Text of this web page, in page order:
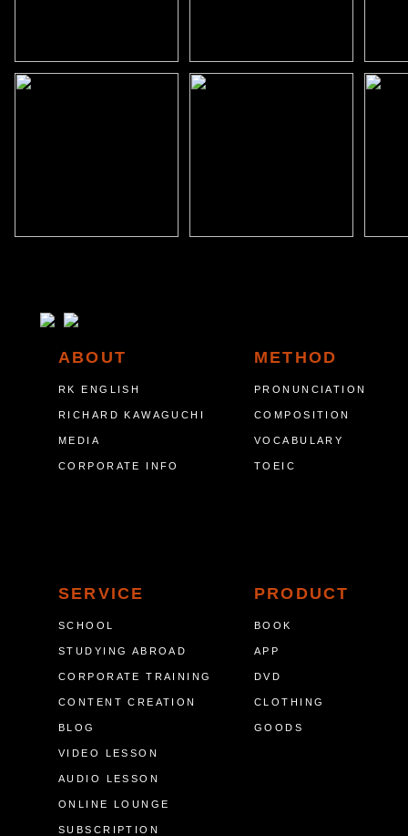
ABOUT
RK ENGLISH
RICHARD KAWAGUCHI
MEDIA
CORPORATE INFO
METHOD
PRONUNCIATION
COMPOSITION
VOCABULARY
TOEIC
SERVICE
SCHOOL
STUDYING ABROAD
CORPORATE TRAINING
CONTENT CREATION
BLOG
VIDEO LESSON
AUDIO LESSON
ONLINE LOUNGE
SUBSCRIPTION
PRODUCT
BOOK
APP
DVD
CLOTHING
GOODS